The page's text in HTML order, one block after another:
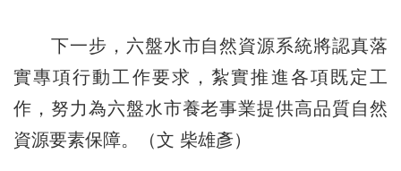
下一步，六盤水市自然資源系統將認真落
實專項行動工作要求，紮實推進各項既定工
作，努力為六盤水市養老事業提供高品質自然
資源要素保障。（文 柴雄彥）